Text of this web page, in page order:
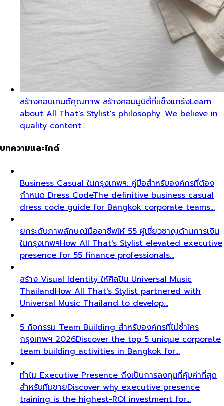
สร้างคอนเทนต์คุณภาพ สร้างคอมมูนิตี้ที่แข็งแกร่งLearn
about All That's Stylist's philosophy. We believe in
quality content…
บทความและไกด์
Business Casual ในกรุงเทพฯ: คู่มือสำหรับองค์กรที่ต้อง
กำหนด Dress CodeThe definitive business casual
dress code guide for Bangkok corporate teams…
ยกระดับภาพลักษณ์มืออาชีพให้ 55 ผู้เชี่ยวชาญด้านการเงิน
ในกรุงเทพฯHow All That's Stylist elevated executive
presence for 55 finance professionals…
สร้าง Visual Identity ให้ศิลปิน Universal Music
ThailandHow All That's Stylist partnered with
Universal Music Thailand to develop…
5 กิจกรรม Team Building สำหรับองค์กรที่ไม่ซ้ำใคร
กรุงเทพฯ 2026Discover the top 5 unique corporate
team building activities in Bangkok for…
ทำไม Executive Presence ถึงเป็นการลงทุนที่คุ้มค่าที่สุด
สำหรับทีมขายDiscover why executive presence
training is the highest-ROI investment for…